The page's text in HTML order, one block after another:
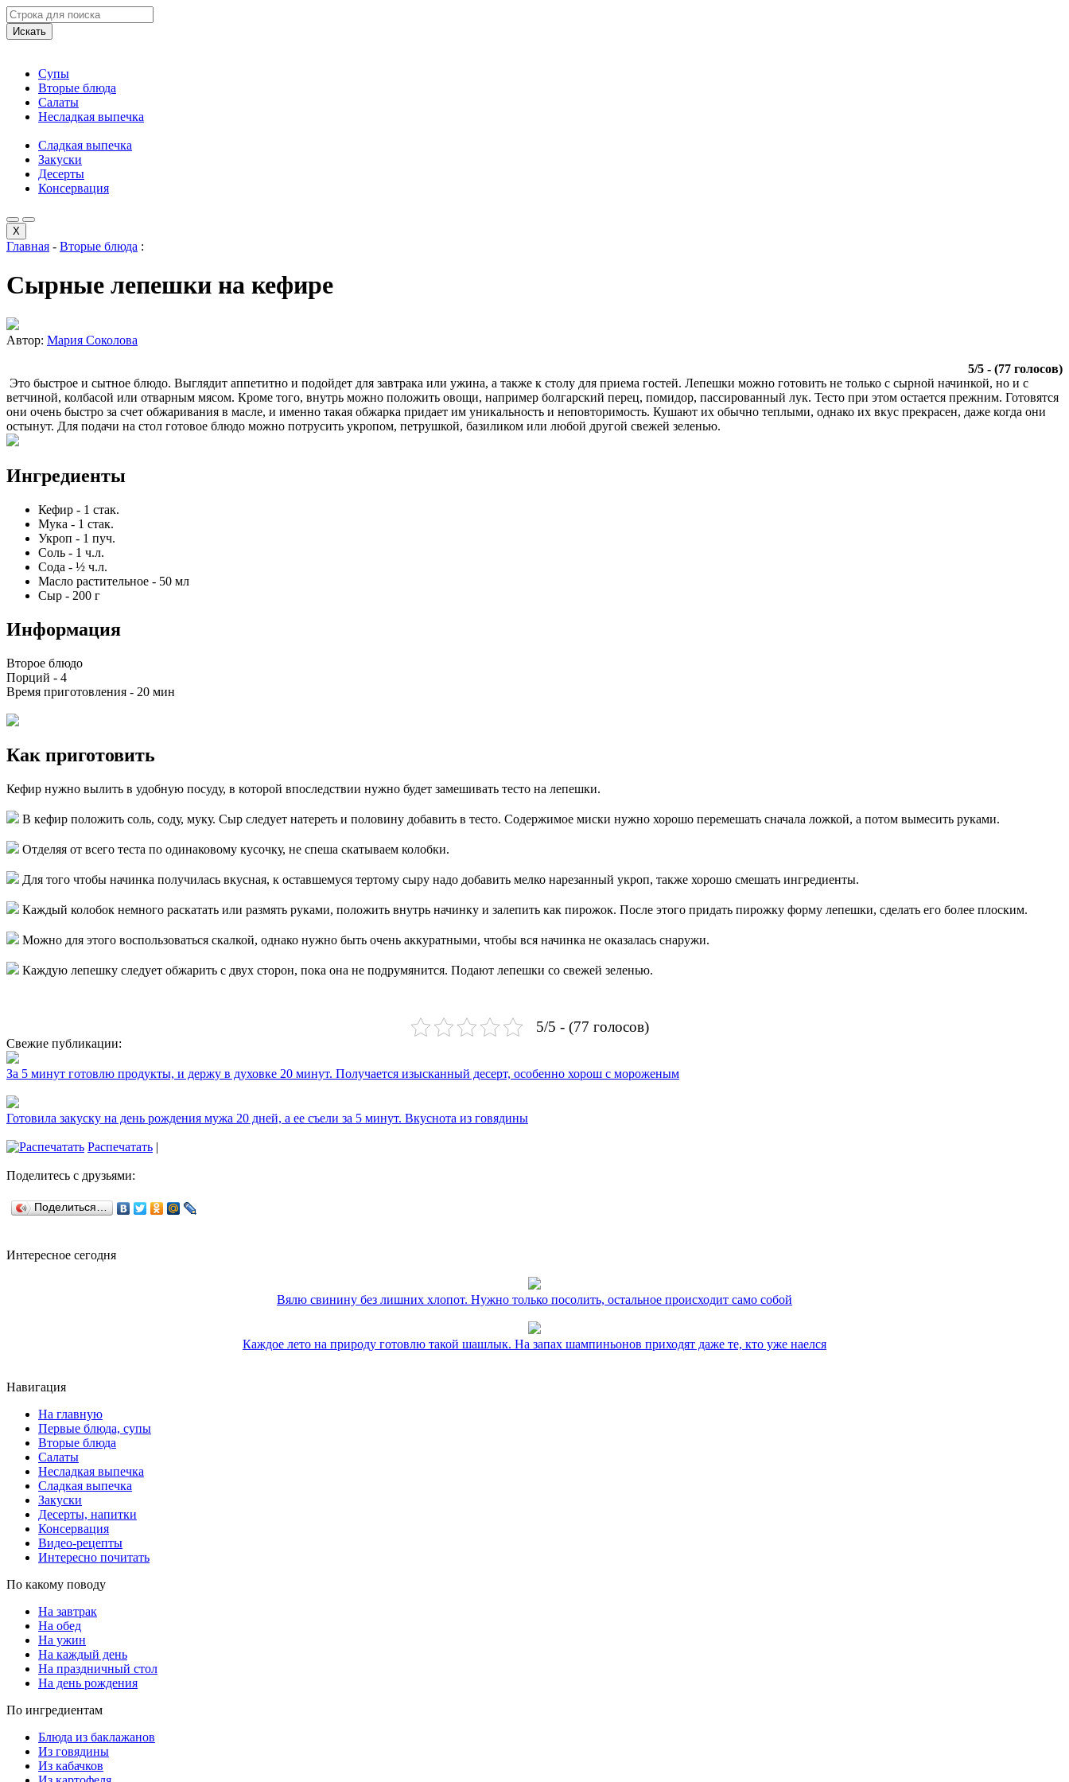
Искать
Супы
Вторые блюда
Салаты
Несладкая выпечка
Сладкая выпечка
Закуски
Десерты
Консервация
X
Главная - Вторые блюда :
Сырные лепешки на кефире
Автор: Мария Соколова
5/5 - (77 голосов)
Это быстрое и сытное блюдо. Выглядит аппетитно и подойдет для завтрака или ужина, а также к столу для приема гостей. Лепешки можно готовить не только с сырной начинкой, но и с
ветчиной, колбасой или отварным мясом. Кроме того, внутрь можно положить овощи, например болгарский перец, помидор, пассированный лук. Тесто при этом остается прежним. Готовятся
они очень быстро за счет обжаривания в масле, и именно такая обжарка придает им уникальность и неповторимость. Кушают их обычно теплыми, однако их вкус прекрасен, даже когда они
остынут. Для подачи на стол готовое блюдо можно потрусить укропом, петрушкой, базиликом или любой другой свежей зеленью.
Ингредиенты
Кефир - 1 стак.
Мука - 1 стак.
Укроп - 1 пуч.
Соль - 1 ч.л.
Сода - ½ ч.л.
Масло растительное - 50 мл
Сыр - 200 г
Информация
Второе блюдо
Порций - 4
Время приготовления - 20 мин
Как приготовить
Кефир нужно вылить в удобную посуду, в которой впоследствии нужно будет замешивать тесто на лепешки.
В кефир положить соль, соду, муку. Сыр следует натереть и половину добавить в тесто. Содержимое миски нужно хорошо перемешать сначала ложкой, а потом вымесить руками.
Отделяя от всего теста по одинаковому кусочку, не спеша скатываем колобки.
Для того чтобы начинка получилась вкусная, к оставшемуся тертому сыру надо добавить мелко нарезанный укроп, также хорошо смешать ингредиенты.
Каждый колобок немного раскатать или размять руками, положить внутрь начинку и залепить как пирожок. После этого придать пирожку форму лепешки, сделать его более плоским.
Можно для этого воспользоваться скалкой, однако нужно быть очень аккуратными, чтобы вся начинка не оказалась снаружи.
Каждую лепешку следует обжарить с двух сторон, пока она не подрумянится. Подают лепешки со свежей зеленью.
5/5 - (77 голосов)
Свежие публикации:
За 5 минут готовлю продукты, и держу в духовке 20 минут. Получается изысканный десерт, особенно хорош с мороженым
Готовила закуску на день рождения мужа 20 дней, а ее съели за 5 минут. Вкуснота из говядины
Распечатать |
Поделитесь с друзьями:
Поделиться…
Интересное сегодня
Вялю свинину без лишних хлопот. Нужно только посолить, остальное происходит само собой
Каждое лето на природу готовлю такой шашлык. На запах шампиньонов приходят даже те, кто уже наелся
Навигация
На главную
Первые блюда, супы
Вторые блюда
Салаты
Несладкая выпечка
Сладкая выпечка
Закуски
Десерты, напитки
Консервация
Видео-рецепты
Интересно почитать
По какому поводу
На завтрак
На обед
На ужин
На каждый день
На праздничный стол
На день рождения
По ингредиентам
Блюда из баклажанов
Из говядины
Из кабачков